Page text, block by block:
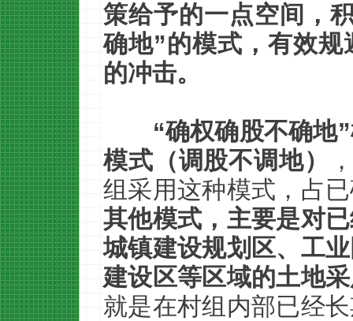
策给予的一点空间，
确地”的模式，有效
的冲击。
“确权确股不确地
模式（调股不调地）
组采用这种模式，占
其他模式，主要是对
城镇建设规划区、工
建设区等区域的土地
就是在村组内部已经